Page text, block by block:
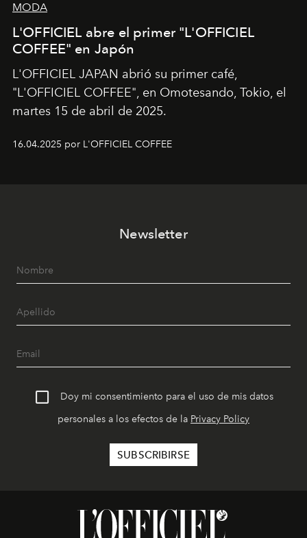
MODA
L'OFFICIEL abre el primer "L'OFFICIEL
COFFEE" en Japón
L'OFFICIEL JAPAN abrió su primer café,
"L'OFFICIEL COFFEE", en Omotesando, Tokio, el
martes 15 de abril de 2025.
16.04.2025 por L'OFFICIEL COFFEE
Newsletter
Doy mi consentimiento para el uso de mis datos
personales a los efectos de la Privacy Policy